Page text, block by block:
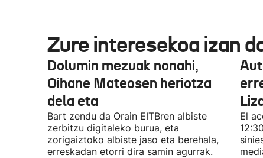
Zure interesekoa izan
Dolumin mezuak nonahi,
Oihane Mateosen heriotza
dela eta
Bart zendu da Orain EITBren albiste
zerbitzu digitaleko burua, eta
zorigaiztoko albiste jaso eta berehala,
erreskadan etorri dira samin agurrak.
El